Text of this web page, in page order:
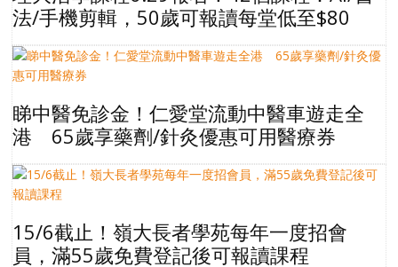
法/手機剪輯，50歲可報讀每堂低至$80
睇中醫免診金！仁愛堂流動中醫車遊走全
港 65歲享藥劑/針灸優惠可用醫療券
15/6截止！嶺大長者學苑每年一度招會
員，滿55歲免費登記後可報讀課程